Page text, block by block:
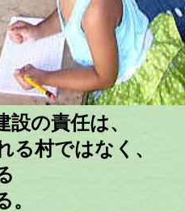
設の責任は、
る村ではなく、